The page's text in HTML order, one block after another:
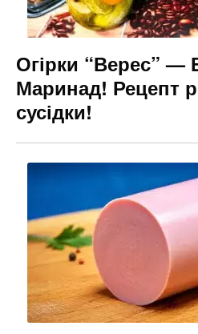
Огірки “Верес” —
Маринад! Рецепт
сусідки!